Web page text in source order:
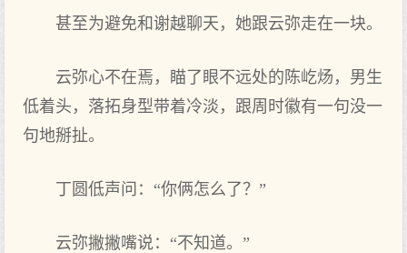
甚至为避免和谢越聊天，她跟云弥走在一块。
云弥心不在焉，瞄了眼不远处的陈屹炀，男生
低着头，落拓身型带着冷淡，跟周时徽有一句没一
句地掰扯。
丁圆低声问：“你俩怎么了？”
云弥撇撇嘴说：“不知道。”